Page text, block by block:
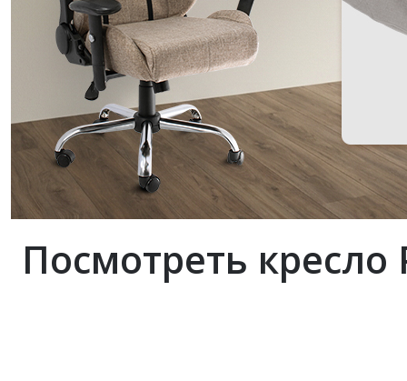
Посмотреть кресло